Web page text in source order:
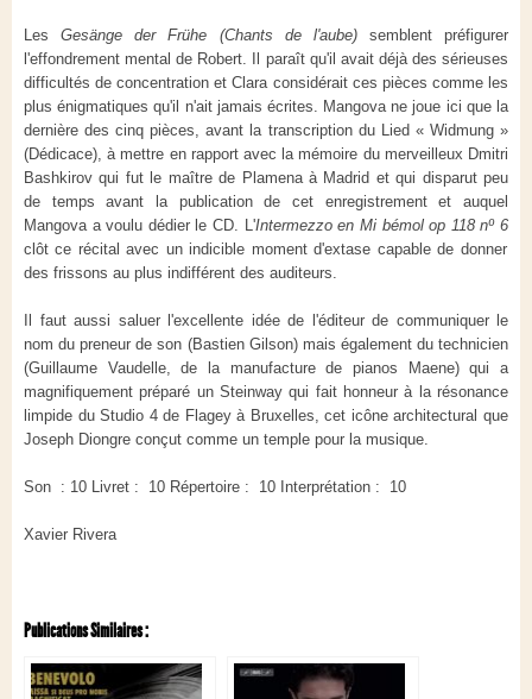
LesGesänge der Frühe (Chants de l'aube) semblent préfigurer
l'effondrement mental de Robert. Il paraît qu'il avait déjà des sérieuses
difficultés de concentration et Clara considérait ces pièces comme les
plus énigmatiques qu'il n'ait jamais écrites. Mangova ne joue ici que la
dernière des cinq pièces, avant la transcription du Lied « Widmung »
(Dédicace), à mettre en rapport avec la mémoire du merveilleux Dmitri
Bashkirov qui fut le maître de Plamena à Madrid et qui disparut peu
de temps avant la publication de cet enregistrement et auquel
Mangova a voulu dédier le CD. L'Intermezzo en Mi bémol op 118 nº 6
clôt ce récital avec un indicible moment d'extase capable de donner
des frissons au plus indifférent des auditeurs.
Il faut aussi saluer l'excellente idée de l'éditeur de communiquer le
nom du preneur de son (Bastien Gilson) mais également du technicien
(Guillaume Vaudelle, de la manufacture de pianos Maene) qui a
magnifiquement préparé un Steinway qui fait honneur à la résonance
limpide du Studio 4 de Flagey à Bruxelles, cet icône architectural que
Joseph Diongre conçut comme un temple pour la musique.
Son : 10 Livret : 10 Répertoire : 10 Interprétation : 10
Xavier Rivera
Publications Similaires :